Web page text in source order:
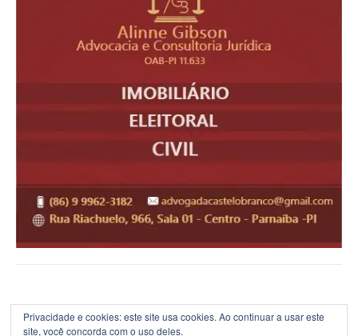
Privacidade e cookies: este site usa cookies. Ao continuar a usar este
site, você concorda com o uso deles.